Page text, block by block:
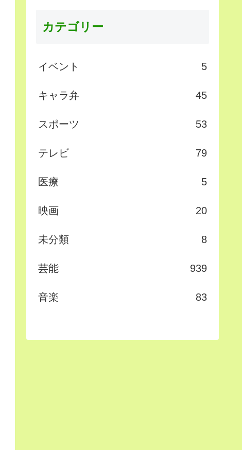
カテゴリー
イベント 5
キャラ弁 45
スポーツ 53
テレビ 79
医療 5
映画 20
未分類 8
芸能 939
音楽 83